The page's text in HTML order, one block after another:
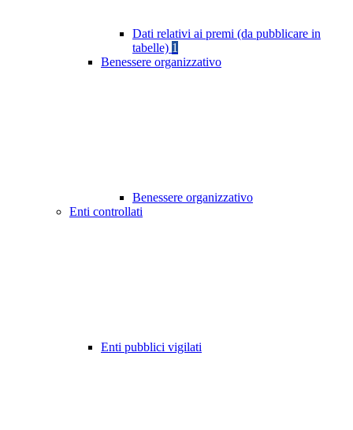
Dati relativi ai premi (da pubblicare in
tabelle) 1
Benessere organizzativo
Benessere organizzativo
Enti controllati
Enti pubblici vigilati